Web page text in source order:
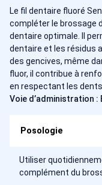
Le fil dentaire fluoré
compléter le brossage
dentaire optimale. Il
dentaire et les résidus
des gencives, même
fluor, il contribue à
en respectant les
Voie d’administration :
Posologie
Utiliser
complément du